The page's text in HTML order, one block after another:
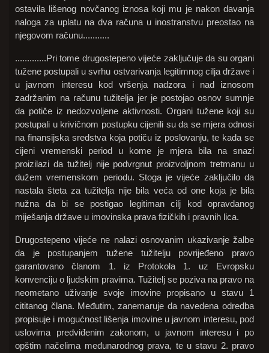
ostavila lišenog novčanog iznosa koji mu je nakon davanja
naloga za uplatu na dva računa u inostranstvu preostao na
njegovom računu...........
.............Pri tome drugostepeno vijeće zaključuje da su organi
tužene postupali u svrhu ostvarivanja legitimnog cilja države i
u javnom interesu kod vršenja nadzora i nad iznosom
zadržanim na računu tužitelja jer je postojao osnov sumnje
da potiče iz nedozvoljene aktivnosti. Organi tužene koji su
postupali u krivičnom postupku cijenili su da se mjera odnosi
na finansijska sredstva koja potiču iz poslovanju, te kada se
cijeni vremenski period u kome je mjera bila na snazi
proizilazi da tužitelj nije podvrgnut proizvoljnom tretmanu u
dužem vremenskom periodu. Stoga je vijeće zaključilo da
nastala šteta za tužitelja nije bila veća od one koja je bila
nužna da bi se postigao legitiman cilj kod opravdanog
miješanja države u imovinska prava fizičkih i pravnih lica.
Drugostepeno vijeće ne nalazi osnovanim ukazivanje žalbe
da je postupanjem tužene tužitelju povrijeđeno pravo
garantovano članom 1. iz Protokola 1. uz Evropsku
konvenciju o ljudskim pravima. Tužitelj se poziva na pravo na
neometano uživanje svoje imovine propisano u stavu 1
cititanog člana. Međutim, zanemaruje da navedena odredba
propisuje i mogućnost lišenja imovine u javnom interesu, pod
uslovima predviđenim zakonom, u javnom interesu i po
opštim načelima međunarodnog prava, te u stavu 2. pravo